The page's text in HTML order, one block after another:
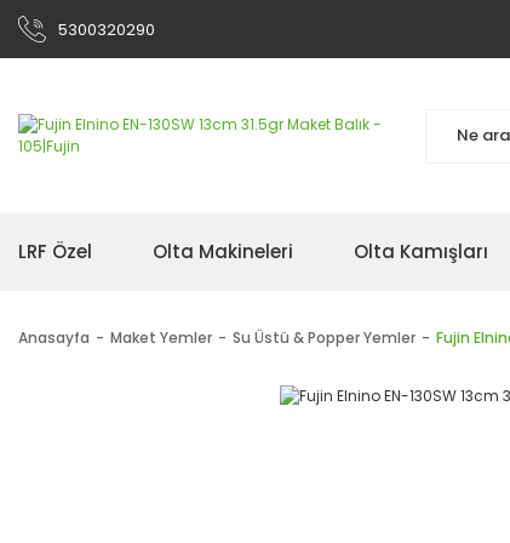
5300320290
LRF Özel Olta Makineleri Olta Kamışları
Anasayfa Maket Yemler Su Üstü & Popper Yemler Fujin